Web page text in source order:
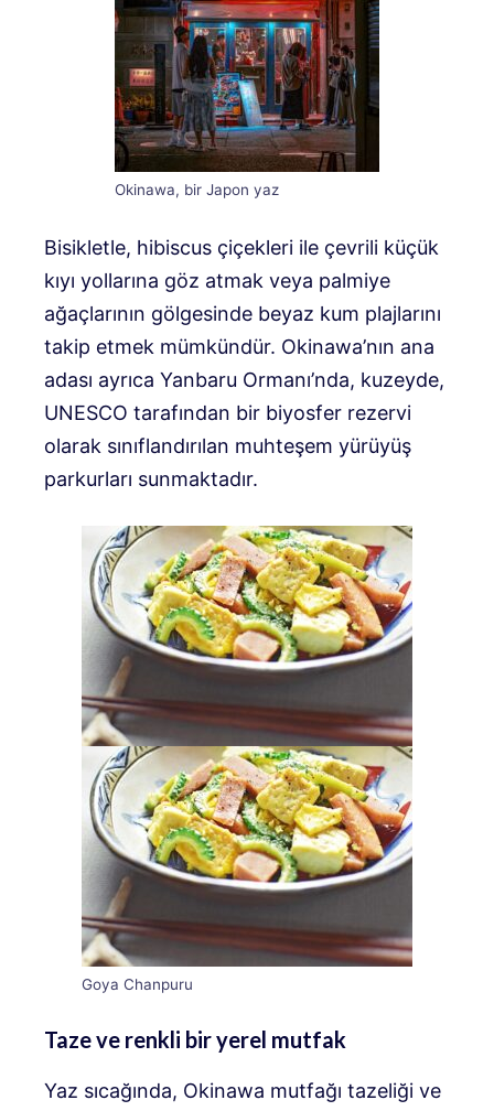
Okinawa, bir Japon yaz
Bisikletle, hibiscus çiçekleri ile çevrili küçük
kıyı yollarına göz atmak veya palmiye
ağaçlarının gölgesinde beyaz kum plajlarını
takip etmek mümkündür. Okinawa’nın ana
adası ayrıca Yanbaru Ormanı’nda, kuzeyde,
UNESCO tarafından bir biyosfer rezervi
olarak sınıflandırılan muhteşem yürüyüş
parkurları sunmaktadır.
Goya Chanpuru
Taze ve renkli bir yerel mutfak
Yaz sıcağında, Okinawa mutfağı tazeliği ve